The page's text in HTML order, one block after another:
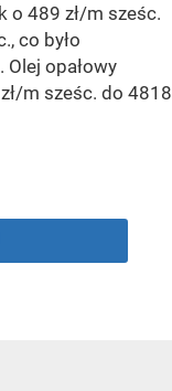
o 489 zł/m sześc.
co było
opałowy
m sześc. do 4818